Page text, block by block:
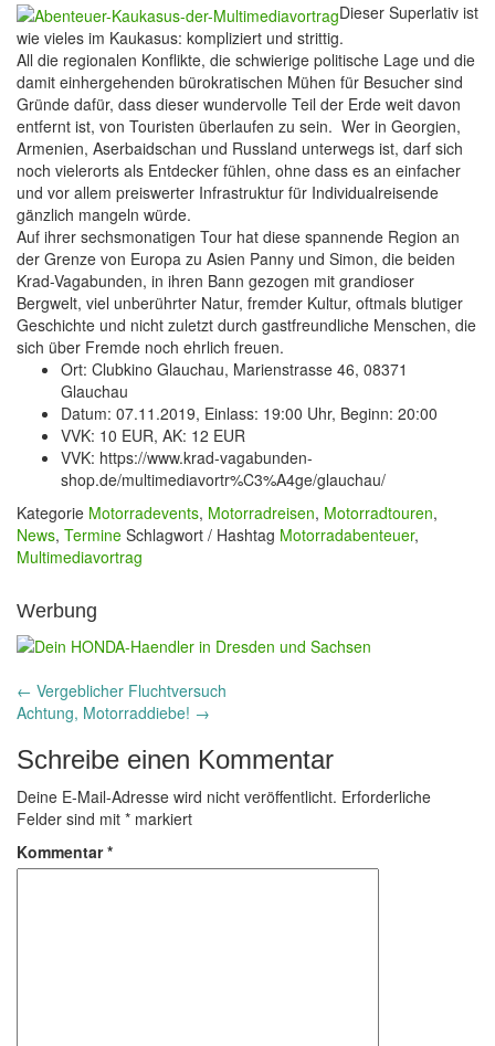
Dieser Superlativ ist
wie vieles im Kaukasus: kompliziert und strittig.
All die regionalen Konflikte, die schwierige politische Lage und die
damit einhergehenden bürokratischen Mühen für Besucher sind
Gründe dafür, dass dieser wundervolle Teil der Erde weit davon
entfernt ist, von Touristen überlaufen zu sein. Wer in Georgien,
Armenien, Aserbaidschan und Russland unterwegs ist, darf sich
noch vielerorts als Entdecker fühlen, ohne dass es an einfacher
und vor allem preiswerter Infrastruktur für Individualreisende
gänzlich mangeln würde.
Auf ihrer sechsmonatigen Tour hat diese spannende Region an
der Grenze von Europa zu Asien Panny und Simon, die beiden
Krad-Vagabunden, in ihren Bann gezogen mit grandioser
Bergwelt, viel unberührter Natur, fremder Kultur, oftmals blutiger
Geschichte und nicht zuletzt durch gastfreundliche Menschen, die
sich über Fremde noch ehrlich freuen.
Ort: Clubkino Glauchau, Marienstrasse 46, 08371
Glauchau
Datum: 07.11.2019, Einlass: 19:00 Uhr, Beginn: 20:00
VVK: 10 EUR, AK: 12 EUR
VVK: https://www.krad-vagabunden-
shop.de/multimediavortr%C3%A4ge/glauchau/
Kategorie Motorradevents, Motorradreisen, Motorradtouren,
News, Termine Schlagwort / Hashtag Motorradabenteuer,
Multimediavortrag
Werbung
Post
navigation
← Vergeblicher Fluchtversuch
Achtung, Motorraddiebe! →
Schreibe einen Kommentar
Deine E-Mail-Adresse wird nicht veröffentlicht. Erforderliche
Felder sind mit * markiert
Kommentar*